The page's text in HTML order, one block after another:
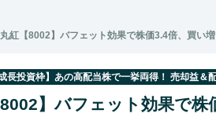
丸紅【8002】バフェット効果で株価3.4倍、買い
長投資枠】あの高配当株で一挙両得！ 売却益＆
】バフェット効果で